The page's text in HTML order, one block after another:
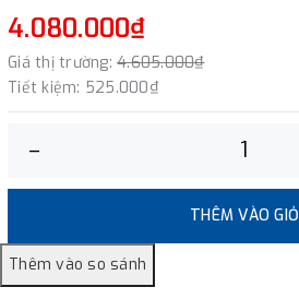
4.080.000₫
Giá thị trường: 4.605.000₫
Tiết kiệm: 525.000₫
–
THÊM VÀO GIỎ